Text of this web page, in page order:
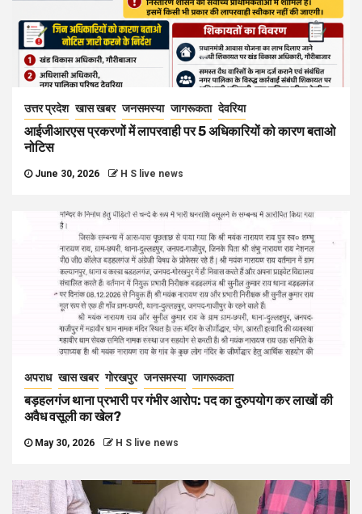
उत्तर प्रदेश खास खबर जनसमस्या जागरूकता देवरिया
आईजीआरएस प्रकरणों में लापरवाही पर 5 अधिकारियों को कारण बताओ
नोटिस
June 30, 2026 H S live news
अपराध खास खबर गोरखपुर जनसमस्या जागरूकता
बड़हलगंज थाना प्रभारी पर गंभीर आरोप: पद का दुरुपयोग कर लाखों की
अवैध वसूली का खेल?
May 30, 2026 H S live news